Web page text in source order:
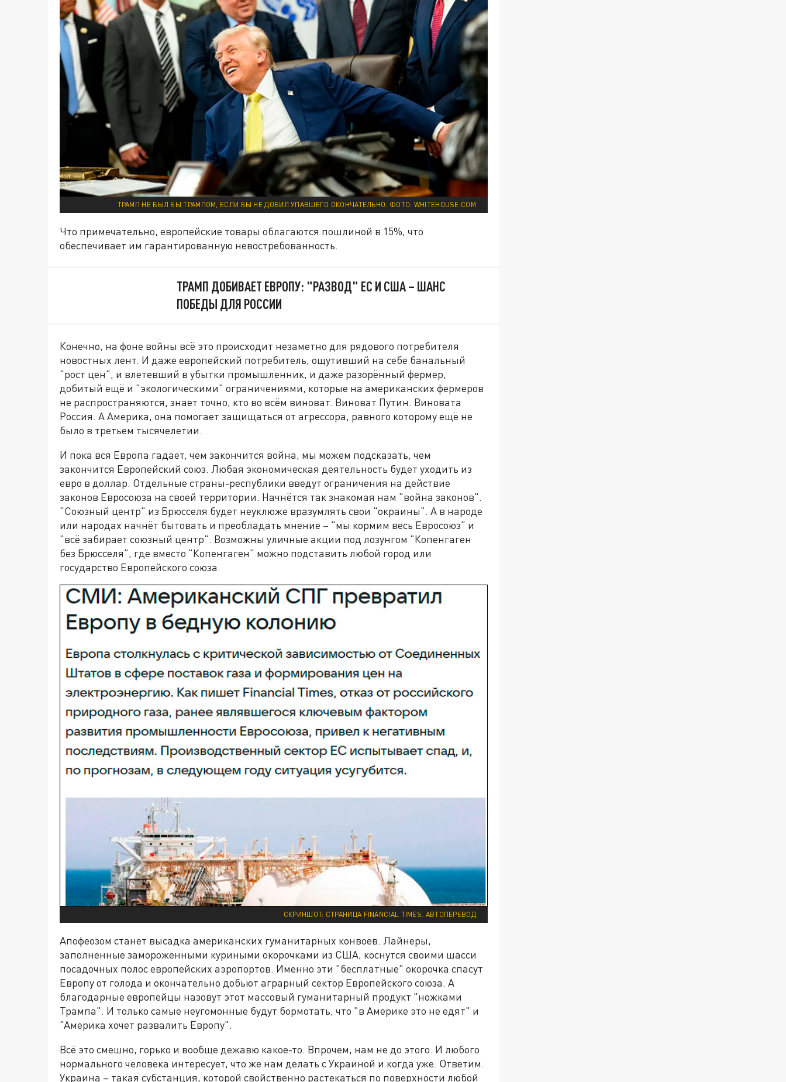
ТРАМП НЕ БЫЛ БЫ ТРАМПОМ, ЕСЛИ БЫ НЕ ДОБИЛ УПАВШЕГО ОКОНЧАТЕЛЬНО. ФОТО: WHITEHOUSE.COM
Что примечательно, европейские товары облагаются пошлиной в 15%, что
обеспечивает им гарантированную невостребованность.
ТРАМП ДОБИВАЕТ ЕВРОПУ: "РАЗВОД" ЕС И США – ШАНС
ПОБЕДЫ ДЛЯ РОССИИ
Конечно, на фоне войны всё это происходит незаметно для рядового потребителя
новостных лент. И даже европейский потребитель, ощутивший на себе банальный
"рост цен", и влетевший в убытки промышленник, и даже разорённый фермер,
добитый ещё и "экологическими" ограничениями, которые на американских фермеров
не распространяются, знает точно, кто во всём виноват. Виноват Путин. Виновата
Россия. А Америка, она помогает защищаться от агрессора, равного которому ещё не
было в третьем тысячелетии.
И пока вся Европа гадает, чем закончится война, мы можем подсказать, чем
закончится Европейский союз. Любая экономическая деятельность будет уходить из
евро в доллар. Отдельные страны-республики введут ограничения на действие
законов Евросоюза на своей территории. Начнётся так знакомая нам "война законов".
"Союзный центр" из Брюсселя будет неуклюже вразумлять свои "окраины". А в народе
или народах начнёт бытовать и преобладать мнение – "мы кормим весь Евросоюз" и
"всё забирает союзный центр". Возможны уличные акции под лозунгом "Копенгаген
без Брюсселя", где вместо "Копенгаген" можно подставить любой город или
государство Европейского союза.
СКРИНШОТ: СТРАНИЦА FINANCIAL TIMES. АВТОПЕРЕВОД
Апофеозом станет высадка американских гуманитарных конвоев. Лайнеры,
заполненные замороженными куриными окорочками из США, коснутся своими шасси
посадочных полос европейских аэропортов. Именно эти "бесплатные" окорочка спасут
Европу от голода и окончательно добьют аграрный сектор Европейского союза. А
благодарные европейцы назовут этот массовый гуманитарный продукт "ножками
Трампа". И только самые неугомонные будут бормотать, что "в Америке это не едят" и
"Америка хочет развалить Европу".
Всё это смешно, горько и вообще дежавю какое-то. Впрочем, нам не до этого. И любого
нормального человека интересует, что же нам делать с Украиной и когда уже. Ответим.
Украина – такая субстанция, которой свойственно растекаться по поверхности любой